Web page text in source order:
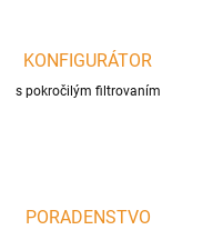
KONFIGURÁTOR
s pokročilým filtrovaním
PORADENSTVO